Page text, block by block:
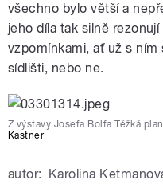
všechno bylo větší a
jeho díla tak silně
vzpomínkami, ať už s
sídlišti, nebo ne.
Z výstavy Josefa Bolfa Těžká
Kastner
autor: Karolina